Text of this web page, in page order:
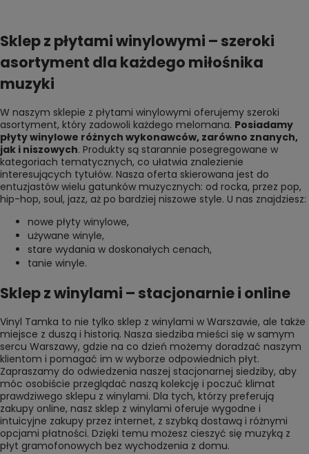
Sklep z płytami winylowymi – szeroki
asortyment dla każdego miłośnika
muzyki
W naszym sklepie z płytami winylowymi oferujemy szeroki
asortyment, który zadowoli każdego melomana. Posiadamy
płyty winylowe różnych wykonawców, zarówno znanych,
jak i niszowych. Produkty są starannie posegregowane w
kategoriach tematycznych, co ułatwia znalezienie
interesujących tytułów. Nasza oferta skierowana jest do
entuzjastów wielu gatunków muzycznych: od rocka, przez pop,
hip-hop, soul, jazz, aż po bardziej niszowe style. U nas znajdziesz:
nowe płyty winylowe,
używane winyle,
stare wydania w doskonałych cenach,
tanie winyle.
Sklep z winylami – stacjonarnie i online
Vinyl Tamka to nie tylko sklep z winylami w Warszawie, ale także
miejsce z duszą i historią. Nasza siedziba mieści się w samym
sercu Warszawy, gdzie na co dzień możemy doradzać naszym
klientom i pomagać im w wyborze odpowiednich płyt.
Zapraszamy do odwiedzenia naszej stacjonarnej siedziby, aby
móc osobiście przeglądać naszą kolekcję i poczuć klimat
prawdziwego sklepu z winylami. Dla tych, którzy preferują
zakupy online, nasz sklep z winylami oferuje wygodne i
intuicyjne zakupy przez internet, z szybką dostawą i różnymi
opcjami płatności. Dzięki temu możesz cieszyć się muzyką z
płyt gramofonowych bez wychodzenia z domu.